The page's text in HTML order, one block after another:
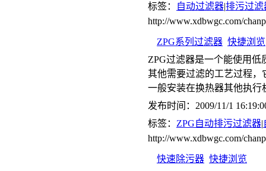
标签：
自动过滤器|排污过滤
http://www.xdbwgc.com/
ZPG系列过滤器 快捷浏览
ZPG过滤器是一个能使用
其他需要过滤的工艺过程
一般安装在换热器其他执
发布时间：2009/11/1
标签： ZPG自动排污过滤器|
http://www.xdbwgc.com/
快速除污器 快捷浏览